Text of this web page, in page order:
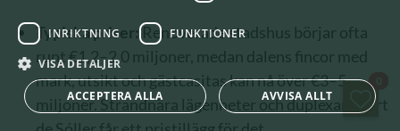
Typiska priser:Renoverade stadshus börjar ofta
runt €1,2–2,0 miljoner, medan dalens fincor med
mark, utsikt och gästcasitas kan nå över €3–5
miljoner. Strandnära lägenheter och duplexar i Port
INRIKTNING FUNKTIONER
VISA DETALJER
ACCEPTERA ALLA AVVISA ALLT